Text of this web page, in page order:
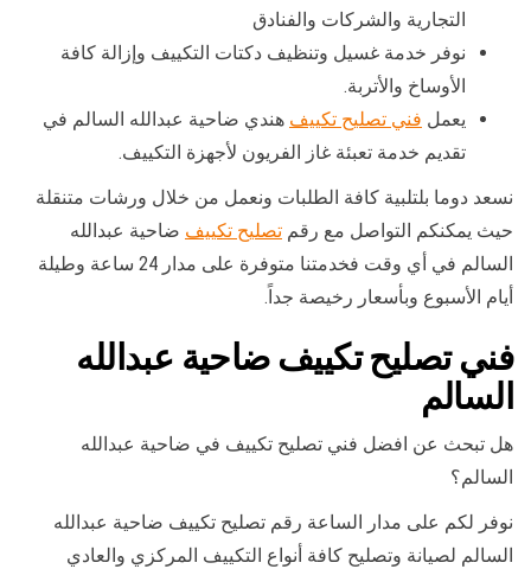
التجارية والشركات والفنادق
نوفر خدمة غسيل وتنظيف دكتات التكييف وإزالة كافة
الأوساخ والأتربة.
يعمل فني تصليح تكييف هندي ضاحية عبدالله السالم في
تقديم خدمة تعبئة غاز الفريون لأجهزة التكييف.
نسعد دوما بلتلبية كافة الطلبات ونعمل من خلال ورشات متنقلة
حيث يمكنكم التواصل مع رقم تصليح تكييف ضاحية عبدالله
السالم في أي وقت فخدمتنا متوفرة على مدار 24 ساعة وطيلة
أيام الأسبوع وبأسعار رخيصة جداً.
فني تصليح تكييف ضاحية عبدالله
السالم
هل تبحث عن افضل فني تصليح تكييف في ضاحية عبدالله
السالم؟
نوفر لكم على مدار الساعة رقم تصليح تكييف ضاحية عبدالله
السالم لصيانة وتصليح كافة أنواع التكييف المركزي والعادي